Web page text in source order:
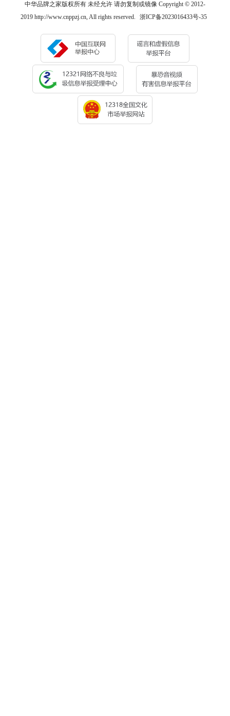
中华品牌之家版权所有 未经允许 请勿复制或镜像 Copyright © 2012-
2019 http://www.cnppzj.cn, All rights reserved.
浙ICP备2023016433号-35